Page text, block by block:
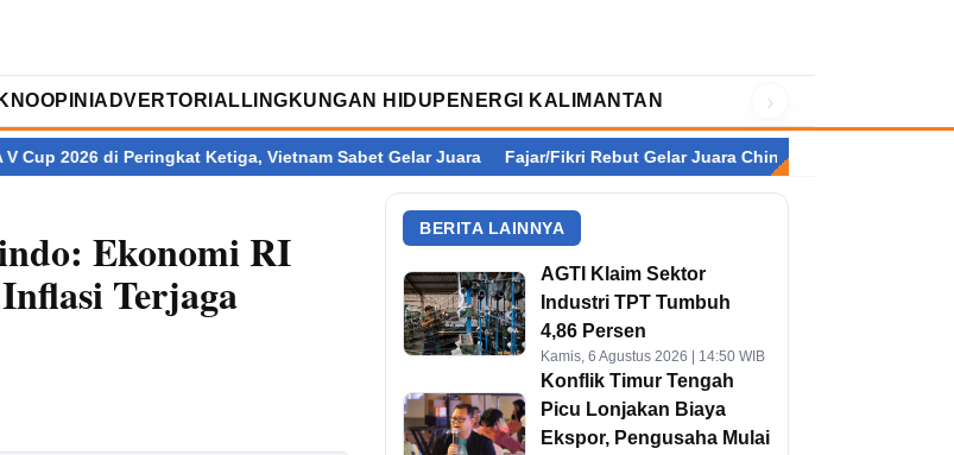
OPINI ADVERTORIAL LINGKUNGAN HIDUP ENERGI KALIMANTAN ›
di Peringkat Ketiga, Vietnam Sabet Gelar Juara Fajar/Fikri Rebut Gelar Juara China Open 2026, Modal Berharga
Ekonomi RI
Terjaga
BERITA LAINNYA
AGTI Klaim Sektor
Industri TPT Tumbuh
4,86 Persen
Kamis, 6 Agustus 2026 | 14:50 WIB
Konflik Timur Tengah
Picu Lonjakan Biaya
Ekspor, Pengusaha Mulai